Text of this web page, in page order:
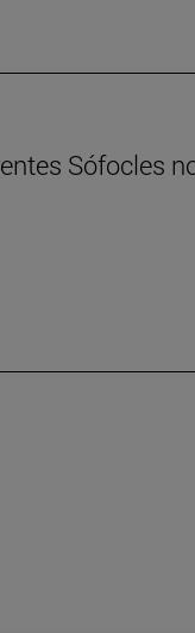
Sófocles